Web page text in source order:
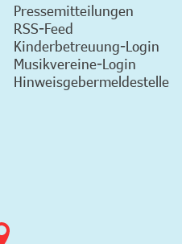
Pressemitteilungen
RSS-Feed
Kinderbetreuung-Login
Musikvereine-Login
Hinweisgebermeldestelle